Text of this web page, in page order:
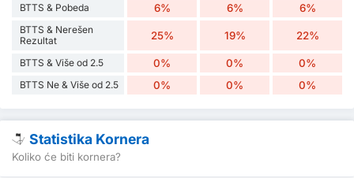
BTTS & Pobeda 6% 6% 6%
BTTS & Nerešen
Rezultat
25% 19% 22%
BTTS & Više od 2.5 0% 0% 0%
BTTS Ne & Više od 2.5 0% 0% 0%
Statistika Kornera
Koliko će biti kornera?